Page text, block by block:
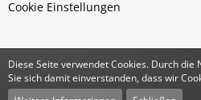
Cookie Einstellungen
Community-Software:
Diese Seite verwendet Cookies. Durch
Sie sich damit einverstanden, dass wir